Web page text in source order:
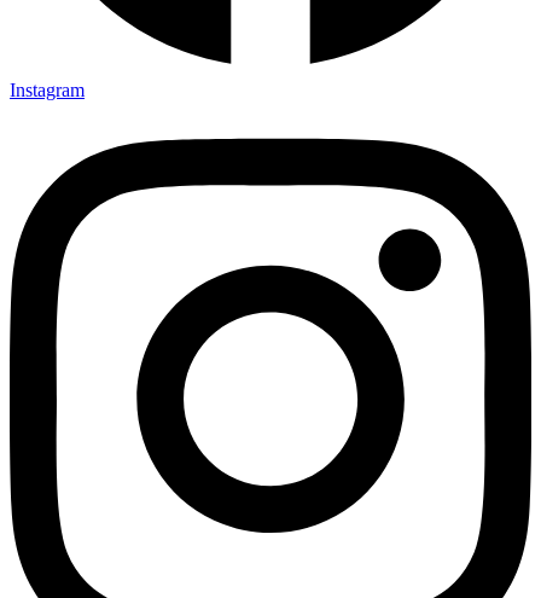
Instagram